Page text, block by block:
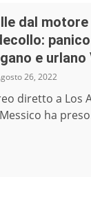
dal motore
e urlano
26, 2022
diretto a Los
ha